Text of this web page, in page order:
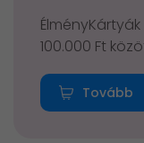
100.000 Ft
Tovább